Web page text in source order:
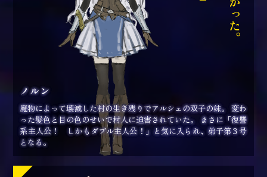
ノルン
魔物によって壊滅した村の生き残りでアルシェの双子の妹。 変わ
った髪色と目の色のせいで村人に迫害されていた。 まさに「復讐
系主人公！ しかもダブル主人公！」と気に入られ、弟子第３号
となる。